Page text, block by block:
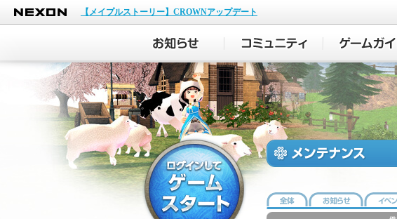
NEXON
【メイプルストーリー】CROWNアップデート